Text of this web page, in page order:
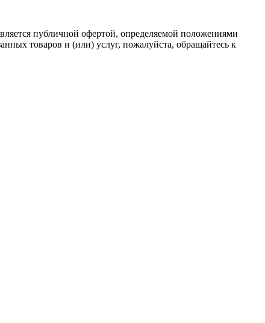
публичной офертой, определяемой положениями
товаров и (или) услуг, пожалуйста, обращайтесь к